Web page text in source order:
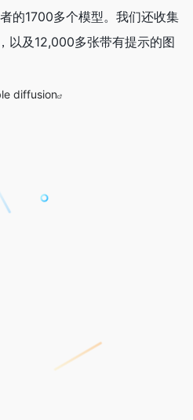
的1700多个模型。我们还收集
以及12,000多张带有提示的图
diffusion